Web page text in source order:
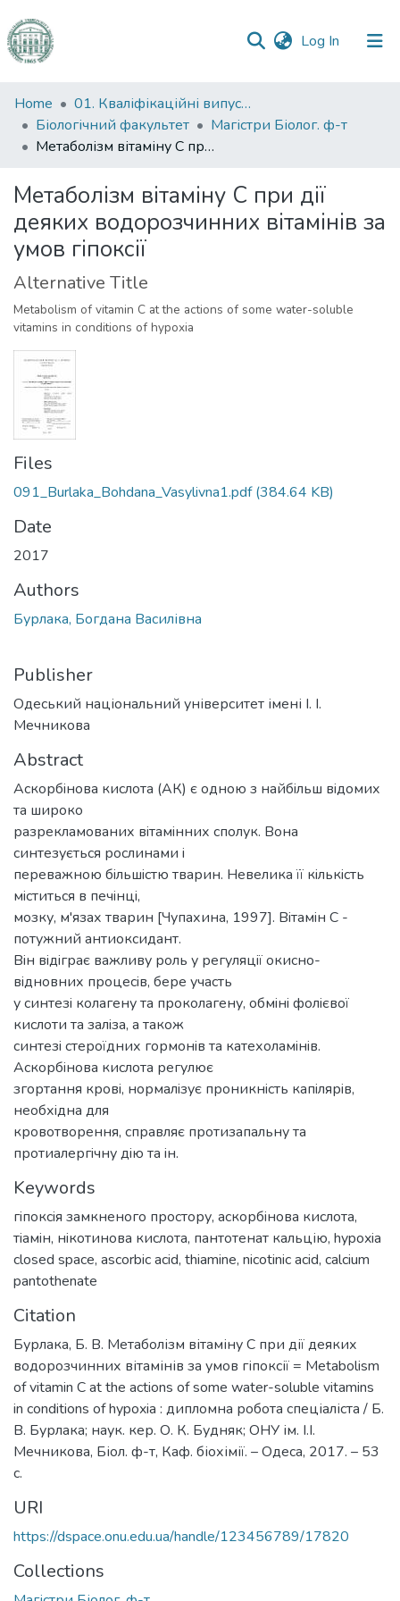
Log In (current)
Communities
&
Collections
Statistics
Home
01. Кваліфікаційні випускні роботи здобувачів вищої освіти
Біологічний факультет
Магістри Біолог. ф-т
Метаболізм вітаміну С при дії деяких водорозчинних вітамінів за умов гіпоксії
Метаболізм вітаміну С при дії
деяких водорозчинних вітамінів за
умов гіпоксії
Alternative Title
Metabolism of vitamin C at the actions of some water-soluble
vitamins in conditions of hypoxia
Files
091_Burlaka_Bohdana_Vasylivna1.pdf(384.64 KB)
Date
2017
Authors
Бурлака, Богдана Василівна
Publisher
Одеський національний університет імені І. І.
Мечникова
Abstract
Аскорбiнова кислота (АК) є одною з найбiльш вiдомих
та широко
разрекламованих вiтамiнних сполук. Вона
синтезується рослинами i
переважною бiльшiстю тварин. Невелика її кiлькiсть
мiститься в печiнцi,
мозку, м'язах тварин [Чупахина, 1997]. Вiтамiн C -
потужний антиоксидант.
Вiн вiдiграє важливу роль у регуляцiї окисно-
вiдновних процесiв, бере участь
у синтезi колагену та проколагену, обмiнi фолiєвої
кислоти та залiза, а також
синтезi стероїдних гормонiв та катехоламiнiв.
Аскорбiнова кислота регулює
згортання кровi, нормалiзує проникнiсть капiлярiв,
необхiдна для
кровотворення, справляє протизапальну та
протиалергiчну дiю та iн.
Keywords
гiпоксiя замкненого простору, аскорбiнова кислота,
тiамiн, нiкотинова кислота, пантотенат кальцію, hypoxia
closed space, ascorbic acid, thiamine, nicotinic acid, calcium
pantothenate
Citation
Бурлака, Б. В. Метаболізм вітаміну С при дії деяких
водорозчинних вітамінів за умов гіпоксії = Metabolism
of vitamin C at the actions of some water-soluble vitamins
in conditions of hypoxia : дипломна робота спеціаліста / Б.
В. Бурлака; наук. кер. О. К. Будняк; ОНУ ім. І.І.
Мечникова, Біол. ф-т, Каф. біохімії. – Одеса, 2017. – 53
с.
URI
https://dspace.onu.edu.ua/handle/123456789/17820
Collections